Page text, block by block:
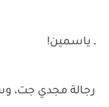
ـ ياسمين!
رجالة مجدي جت،